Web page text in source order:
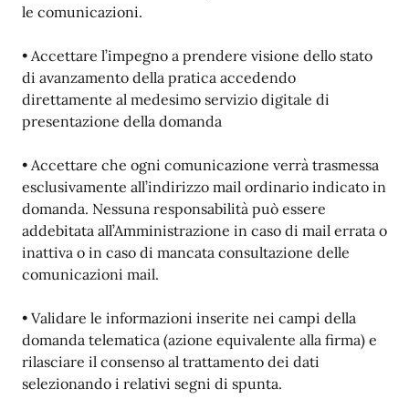
le comunicazioni.
• Accettare l’impegno a prendere visione dello stato
di avanzamento della pratica accedendo
direttamente al medesimo servizio digitale di
presentazione della domanda
• Accettare che ogni comunicazione verrà trasmessa
esclusivamente all’indirizzo mail ordinario indicato in
domanda. Nessuna responsabilità può essere
addebitata all’Amministrazione in caso di mail errata o
inattiva o in caso di mancata consultazione delle
comunicazioni mail.
• Validare le informazioni inserite nei campi della
domanda telematica (azione equivalente alla firma) e
rilasciare il consenso al trattamento dei dati
selezionando i relativi segni di spunta.